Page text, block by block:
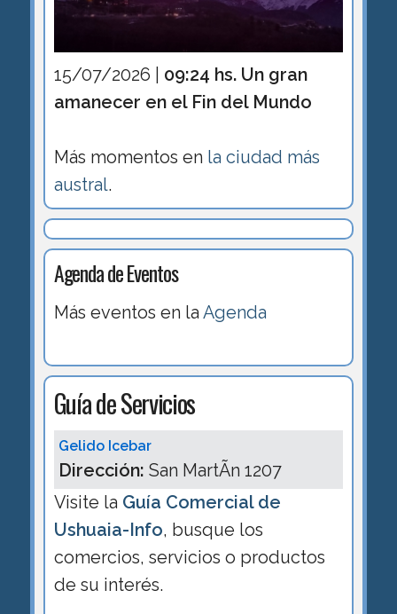
15/07/2026 | 09:24 hs. Un gran
amanecer en el Fin del Mundo
Más momentos en la ciudad más
austral.
Agenda de Eventos
Más eventos en la Agenda
Guía de Servicios
Gelido Icebar
Dirección: San MartÃ­n 1207
Visite la Guía Comercial de
Ushuaia-Info, busque los
comercios, servicios o productos
de su interés.